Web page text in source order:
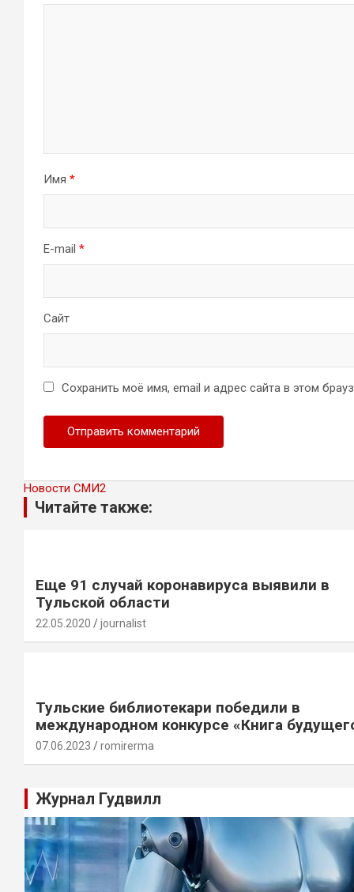
Имя *
E-mail *
Сайт
Сохранить моё имя, email и адрес сайта в этом
Новости СМИ2
Читайте также:
Еще 91 случай коронавируса выявили в
Тульской области
22.05.2020 journalist
Тульские библиотекари победили в
международном конкурсе «Книга
07.06.2023 romirerma
Журнал Гудвилл